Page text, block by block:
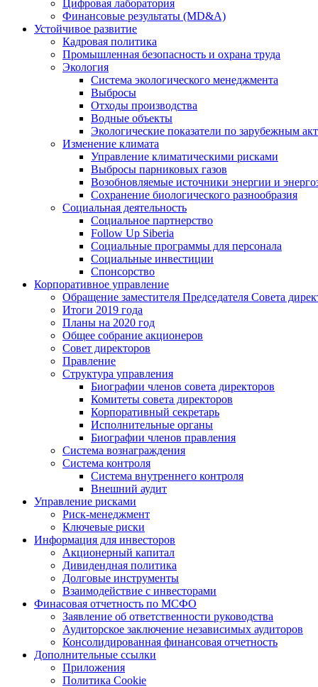
Цифровая лаборатория
Финансовые результаты (MD&A)
Устойчивое развитие
Кадровая политика
Промышленная безопасность и охрана труда
Экология
Система экологического менеджмента
Выбросы
Отходы производства
Водные объекты
Экологические показатели по зарубежным
Изменение климата
Управление климатическими рисками
Выбросы парниковых газов
Возобновляемые источники энергии и
Сохранение биологического разнообразия
Социальная деятельность
Социальное партнерство
Follow Up Siberia
Социальные программы для персонала
Социальные инвестиции
Спонсорство
Корпоративное управление
Обращение заместителя Председателя Совета
Итоги 2019 года
Планы на 2020 год
Общее собрание акционеров
Совет директоров
Правление
Структура управления
Биографии членов совета директоров
Комитеты совета директоров
Корпоративный секретарь
Исполнительные органы
Биографии членов правления
Система вознаграждения
Система контроля
Система внутреннего контроля
Внешний аудит
Управление рисками
Риск-менеджмент
Ключевые риски
Информация для инвесторов
Акционерный капитал
Дивидендная политика
Долговые инструменты
Взаимодействие с инвеcторами
Финасовая отчетность по МСФО
Заявление об ответственности руководства
Аудиторское заключение независимых аудиторов
Консолидированная финансовая отчетность
Дополнительные ссылки
Приложения
Политика Cookie